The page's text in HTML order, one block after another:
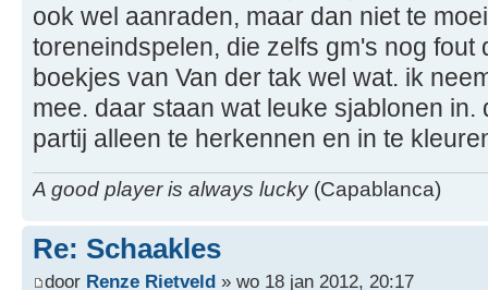
ook wel aanraden, maar dan niet te
toreneindspelen, die zelfs gm's nog fout
boekjes van Van der tak wel wat. ik
mee. daar staan wat leuke sjablonen in.
partij alleen te herkennen en in te
A good player is always lucky(Capablanca)
Re: Schaakles
door Renze Rietveld » wo 18 jan 2012, 20:17